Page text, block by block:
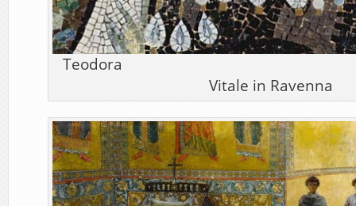
Teodora Meister
Vitale in Ravenna